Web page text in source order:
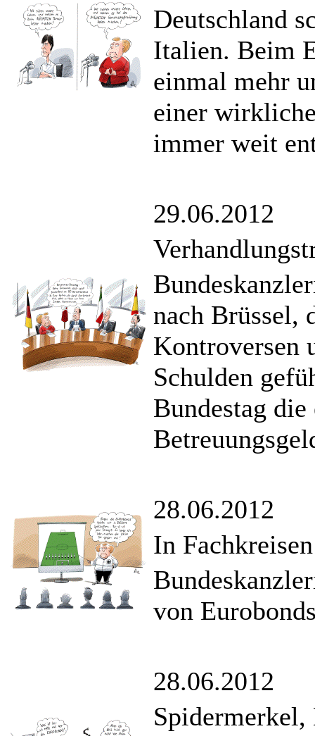
Deutschland
Italien. Beim
einmal mehr
einer
immer weit
29.06.2012
nach Brüssel,
Kontroversen
Schulden
Bundestag
28.06.2012
In
von
28.06.2012
Spidermerkel,